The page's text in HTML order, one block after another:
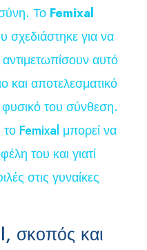
Το Femixal
σχεδιάστηκε για να
αυτό
και αποτελεσματικό
του σύνθεση.
Femixal μπορεί να
του και γιατί
στις γυναίκες
σκοπός και